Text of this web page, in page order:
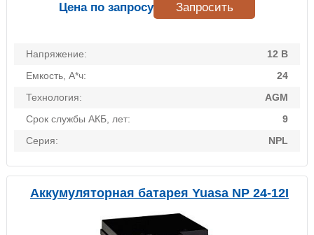
Напряжение:
12 В
Емкость, А*ч:
24
Технология:
AGM
Срок службы АКБ, лет:
9
Серия:
NPL
Цена по запросу Запросить
Аккумуляторная батарея Yuasa NP 24-12I